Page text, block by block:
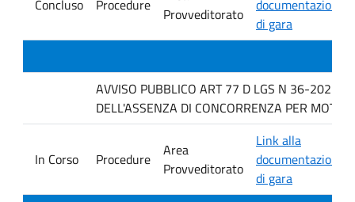
Concluso Procedure
Provveditorato
documentazione
di gara
AVVISO PUBBLICO ART 77 D LGS N 36-2023
DELL'ASSENZA DI CONCORRENZA PER MOTIVI
In Corso Procedure
Area
Provveditorato
Link alla
documentazione
di gara